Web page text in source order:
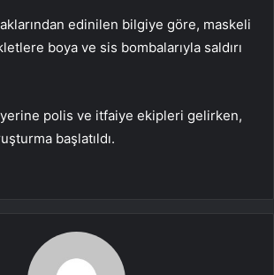
edinilen bilgiye göre, maskeli
boya ve sis bombalarıyla saldırı
yerine polis ve itfaiye ekipleri gelirken,
başlatıldı.